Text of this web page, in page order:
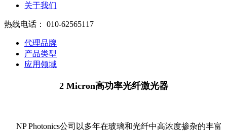
关于我们
热线电话： 010-62565117
代理品牌
产品类型
应用领域
2 Micron高功率光纤激光器
NP Photonics公司以多年在玻璃和光纤中高浓度掺杂的丰富